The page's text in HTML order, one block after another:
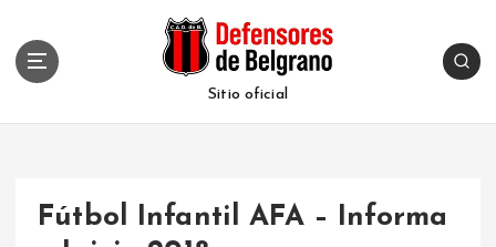
Sitio oficial
Fútbol Infantil AFA – Informa